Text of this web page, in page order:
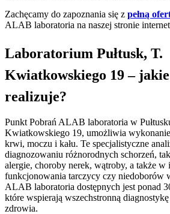
Zachęcamy do zapoznania się z pełną
ALAB laboratoria na naszej stronie
Laboratorium Pułtusk, T.
Kwiatkowskiego 19 –
realizuje?
Punkt Pobrań ALAB laboratoria w
Kwiatkowskiego 19, umożliwia
krwi, moczu i kału. Te specjalistyczne
diagnozowaniu różnorodnych schorzeń,
alergie, choroby nerek, wątroby, a także w
funkcjonowania tarczycy czy niedoborów
ALAB laboratoria dostępnych jest ponad
które wspierają wszechstronną
zdrowia.